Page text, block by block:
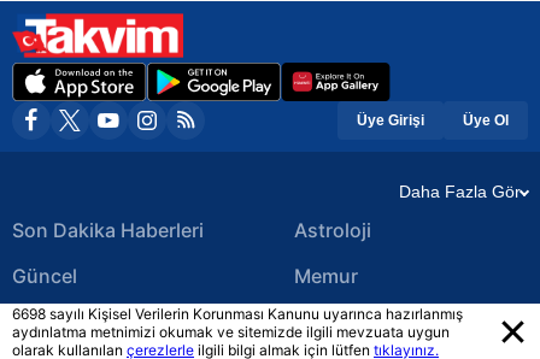
Üye Girişi Üye Ol
Daha Fazla Gör
Son Dakika Haberleri
Güncel
Ekonomi Haberleri
Astroloji
Memur
Yerel Haberler
6698 sayılı Kişisel Verilerin Korunması Kanunu uyarınca hazırlanmış
aydınlatma metnimizi okumak ve sitemizde ilgili mevzuata uygun
olarak kullanılan çerezlerle ilgili bilgi almak için lütfen tıklayınız.